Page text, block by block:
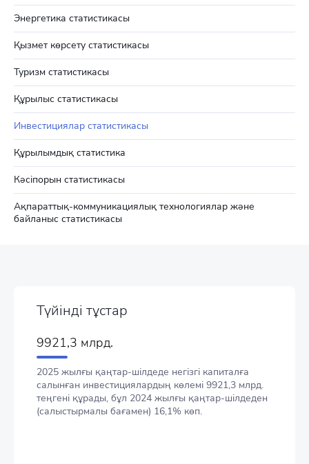
Энергетика статистикасы
Қызмет көрсету статистикасы
Туризм статистикасы
Құрылыс статистикасы
Инвестициялар статистикасы
Құрылымдық статистика
Кәсіпорын статистикасы
Ақпараттық-коммуникациялық технологиялар және
байланыс статистикасы
Түйінді тұстар
9921,3 млрд.
2025 жылғы қаңтар-шілдеде негізгі капиталға
салынған инвестициялардың көлемі 9921,3 млрд.
теңгені құрады, бұл 2024 жылғы қаңтар-шілдеден
(салыстырмалы бағамен) 16,1% көп.